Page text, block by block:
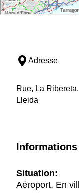
Adresse
Rue, La
Lleida
Situation:
Aéroport, En